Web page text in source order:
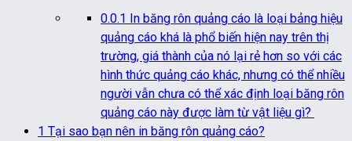
0.0.1 In băng rôn quảng cáo là loại bảng hiệu
quảng cáo khá là phổ biến hiện nay trên thị
trường, giá thành của nó lại rẻ hơn so với các
hình thức quảng cáo khác, nhưng có thể nhiều
người vẫn chưa có thể xác định loại băng rôn
quảng cáo này được làm từ vật liệu gì?
1 Tại sao bạn nên in băng rôn quảng cáo?